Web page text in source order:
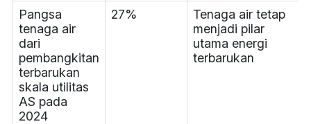
Pangsa
tenaga air
dari
pembangkitan
terbarukan
skala utilitas
AS pada
2024
27%
Tenaga air tetap
menjadi pilar
utama energi
terbarukan